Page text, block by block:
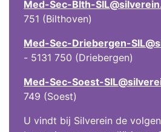
Med-Sec-Blth-
751 (Bilthoven)
Med-Sec-Driebergen-
- 5131 750 (Driebergen)
Med-Sec-Soest-
749 (Soest)
U vindt bij Silverein de